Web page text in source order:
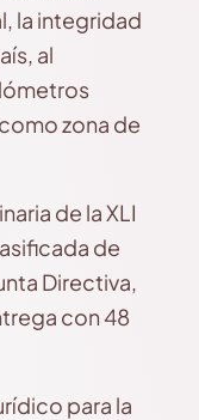
la integridad
al
zona de
de la XLI
de
Directiva,
con 48
para la